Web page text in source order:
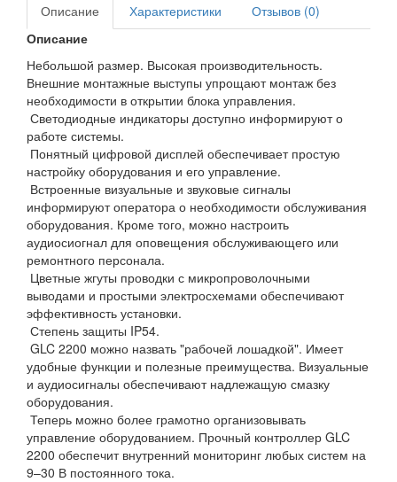
Описание Характеристики
Отзывов (0)
Описание
Небольшой размер. Высокая производительность.
Внешние монтажные выступы упрощают монтаж без
необходимости в открытии блока управления.
Светодиодные индикаторы доступно информируют о
работе системы.
Понятный цифровой дисплей обеспечивает простую
настройку оборудования и его управление.
Встроенные визуальные и звуковые сигналы
информируют оператора о необходимости обслуживания
оборудования. Кроме того, можно настроить
аудиосиогнал для оповещения обслуживающего или
ремонтного персонала.
Цветные жгуты проводки с микропроволочными
выводами и простыми электросхемами обеспечивают
эффективность установки.
Степень защиты IP54.
GLC 2200 можно назвать "рабочей лошадкой". Имеет
удобные функции и полезные преимущества. Визуальные
и аудиосигналы обеспечивают надлежащую смазку
оборудования.
Теперь можно более грамотно организовывать
управление оборудованием. Прочный контроллер GLC
2200 обеспечит внутренний мониторинг любых систем на
9–30 В постоянного тока.